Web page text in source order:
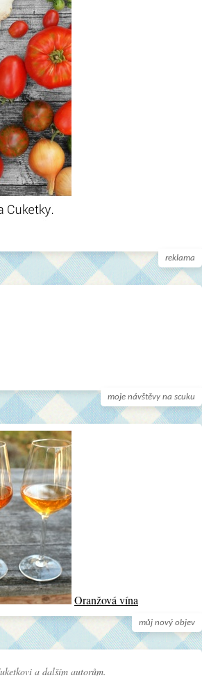
reklama
moje návštěvy na scuku
můj nový objev
Oranžová vína
a dalším autorům.